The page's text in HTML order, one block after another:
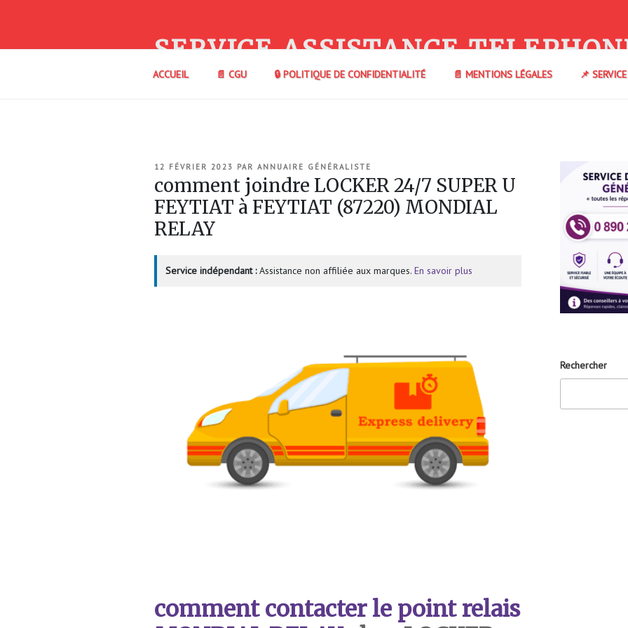
SERVICE ASSISTANCE
ACCUEIL 📄 CGU 🔒 POLITIQUE DE CONFIDENTIALITÉ 📄 MENTIONS LÉGALES 📌
PUBLIÉ
12 FÉVRIER 2023 PAR ANNUAIRE GÉNÉRALISTE
comment joindre LOCKER 24/7 SUPER U
FEYTIAT à FEYTIAT (87220) MONDIAL
RELAY
Service indépendant :Assistance non affiliée aux marques. En savoir plus
comment contacter le point relais
Rechercher